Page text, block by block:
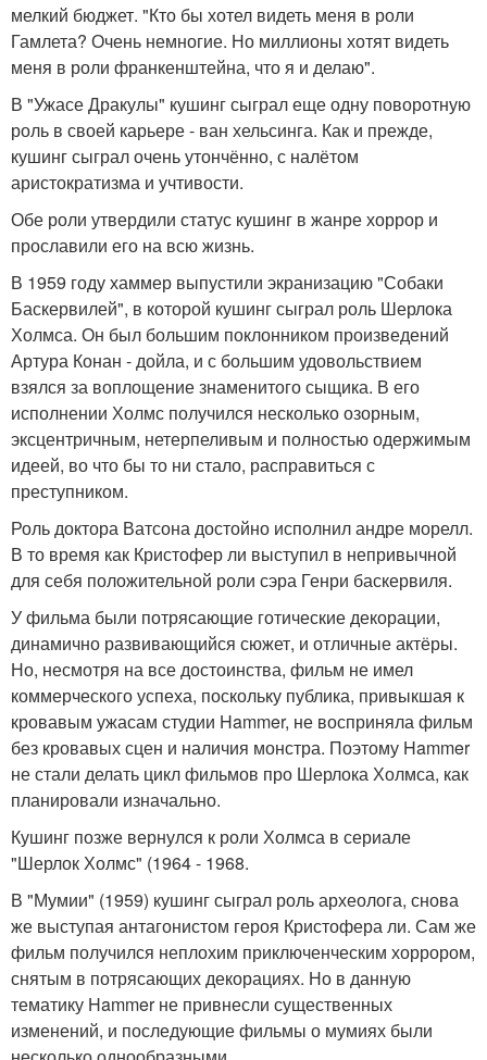
мелкий бюджет. "Кто бы хотел видеть меня в роли
Гамлета? Очень немногие. Но миллионы хотят видеть
меня в роли франкенштейна, что я и делаю".
В "Ужасе Дракулы" кушинг сыграл еще одну поворотную
роль в своей карьере - ван хельсинга. Как и прежде,
кушинг сыграл очень утончённо, с налётом
аристократизма и учтивости.
Обе роли утвердили статус кушинг в жанре хоррор и
прославили его на всю жизнь.
В 1959 году хаммер выпустили экранизацию "Собаки
Баскервилей", в которой кушинг сыграл роль Шерлока
Холмса. Он был большим поклонником произведений
Артура Конан - дойла, и с большим удовольствием
взялся за воплощение знаменитого сыщика. В его
исполнении Холмс получился несколько озорным,
эксцентричным, нетерпеливым и полностью одержимым
идеей, во что бы то ни стало, расправиться с
преступником.
Роль доктора Ватсона достойно исполнил андре морелл.
В то время как Кристофер ли выступил в непривычной
для себя положительной роли сэра Генри баскервиля.
У фильма были потрясающие готические декорации,
динамично развивающийся сюжет, и отличные актёры.
Но, несмотря на все достоинства, фильм не имел
коммерческого успеха, поскольку публика, привыкшая к
кровавым ужасам студии Hammer, не восприняла фильм
без кровавых сцен и наличия монстра. Поэтому Hammer
не стали делать цикл фильмов про Шерлока Холмса, как
планировали изначально.
Кушинг позже вернулся к роли Холмса в сериале
"Шерлок Холмс" (1964 - 1968.
В "Мумии" (1959) кушинг сыграл роль археолога, снова
же выступая антагонистом героя Кристофера ли. Сам же
фильм получился неплохим приключенческим хоррором,
снятым в потрясающих декорациях. Но в данную
тематику Hammer не привнесли существенных
изменений, и последующие фильмы о мумиях были